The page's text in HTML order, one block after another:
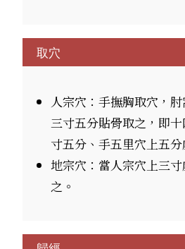
取穴
人宗穴：手撫胸取穴，
三寸五分貼骨取之，即
寸五分、手五里穴上五分
地宗穴：當人宗穴上三
之。